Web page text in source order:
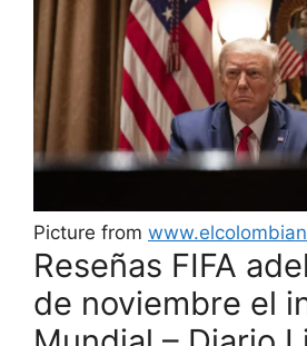
Picture from
Reseñas FIFA
de noviembre el